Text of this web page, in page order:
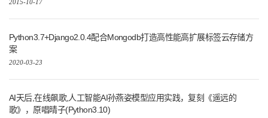
2015-10-17
Python3.7+Django2.0.4配合Mongodb打造高性能高扩展标签云存储方
案
2020-03-23
AI天后,在线飙歌,人工智能AI孙燕姿模型应用实践，复刻《遥远的
歌》，原唱晴子(Python3.10)